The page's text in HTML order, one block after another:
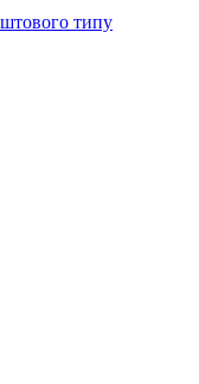
типу